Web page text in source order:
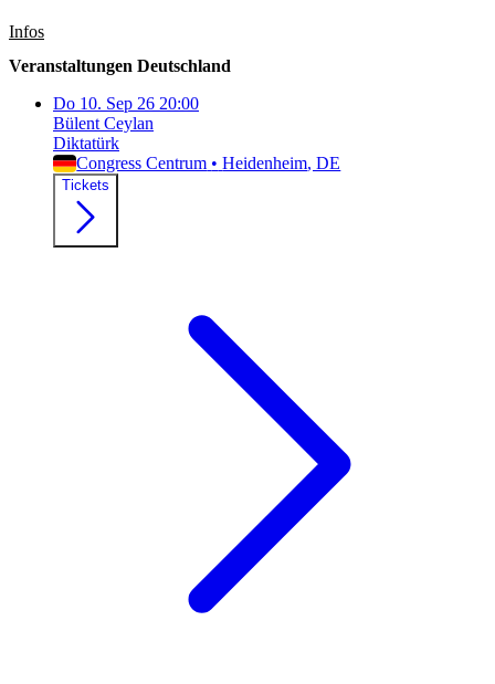
Infos
Veranstaltungen Deutschland
Do 10. Sep 26 20:00
Bülent Ceylan
Diktatürk
Congress Centrum • Heidenheim, DE
Tickets